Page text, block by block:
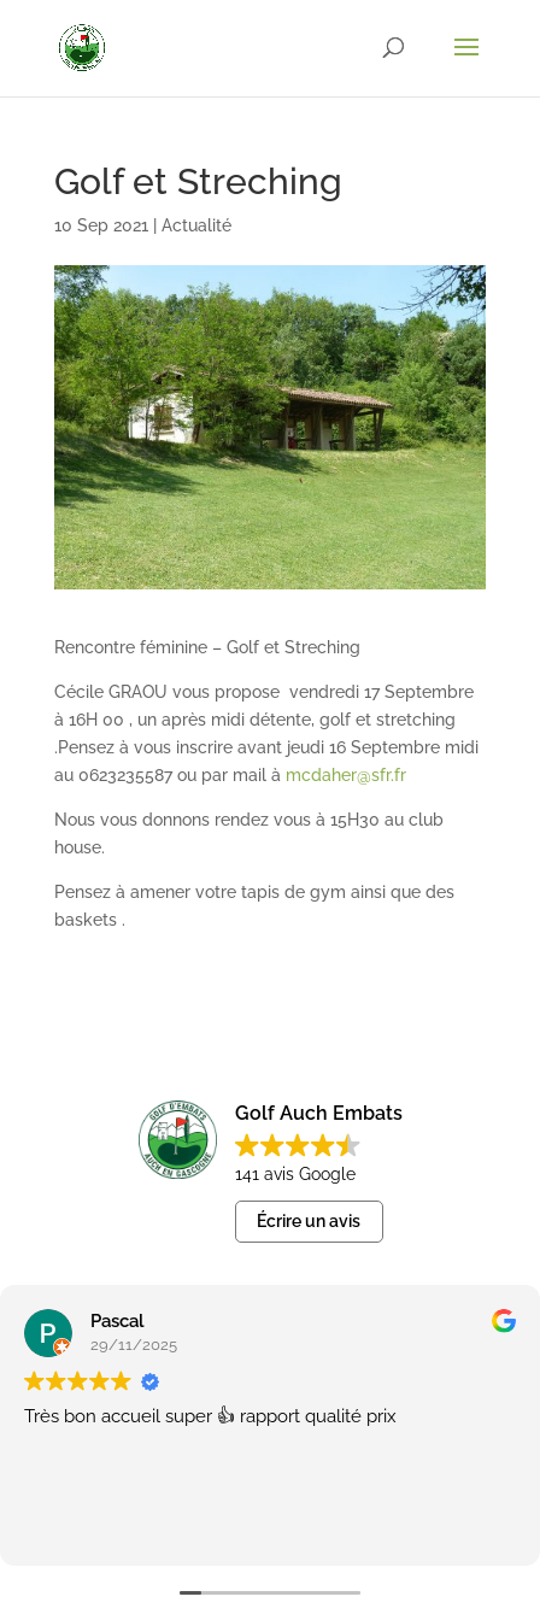
Golf et Streching
10 Sep 2021 Actualité
Rencontre féminine – Golf et Streching
Cécile GRAOU vous propose vendredi 17 Septembre
à 16H 00 , un après midi détente, golf et stretching
.Pensez à vous inscrire avant jeudi 16 Septembre midi
au 0623235587 ou par mail à mcdaher@sfr.fr
Nous vous donnons rendez vous à 15H30 au club
house.
Pensez à amener votre tapis de gym ainsi que des
baskets .
Golf Auch Embats
141 avis Google
Écrire un avis
Pascal
29/11/2025
Très bon accueil super 👍 rapport qualité prix